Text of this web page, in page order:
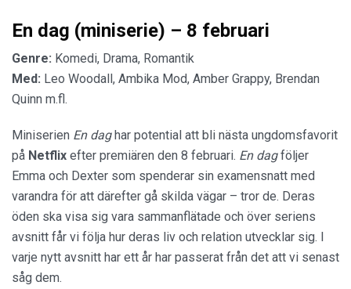
En dag (miniserie) – 8 februari
Genre: Komedi, Drama, Romantik
Med: Leo Woodall, Ambika Mod, Amber Grappy, Brendan
Quinn m.fl.
Miniserien En dag har potential att bli nästa ungdomsfavorit
på Netflix efter premiären den 8 februari. En dagföljer
Emma och Dexter som spenderar sin examensnatt med
varandra för att därefter gå skilda vägar – tror de. Deras
öden ska visa sig vara sammanflätade och över seriens
avsnitt får vi följa hur deras liv och relation utvecklar sig. I
varje nytt avsnitt har ett år har passerat från det att vi senast
såg dem.